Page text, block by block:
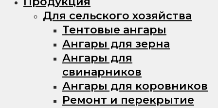
Для сельского хозяйства
Тентовые ангары
Ангары для зерна
Ангары для
свинарников
Ангары для коровников
Ремонт и перекрытие